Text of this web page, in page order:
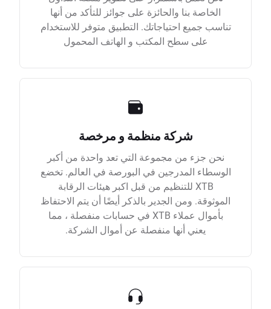
الخاصة بنا والحائزة على جوائز للتأكد من أنها
تناسب جميع احتياجاتك. التطبيق متوفر للاستخدام
على سطح المكتب و الهاتف المحمول
شركة منظمة و مرخصة
نحن جزء من مجموعة التي تعد واحدة من أكبر
الوسطاء المدرجين في البورصة في العالم. تخضع
XTB للتنظيم من قبل اكبر هيئات الرقابة
الموثوقة. ومن الجدير بالذكر أيضًا أن يتم الاحتفاظ
بأموال عملاء XTB في حسابات منفصلة ، مما
يعني أنها منفصلة عن أموال الشركة.